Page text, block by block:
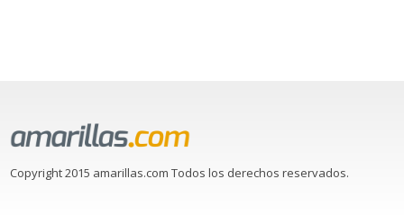
Copyright 2015 amarillas.com Todos los derechos reservados.